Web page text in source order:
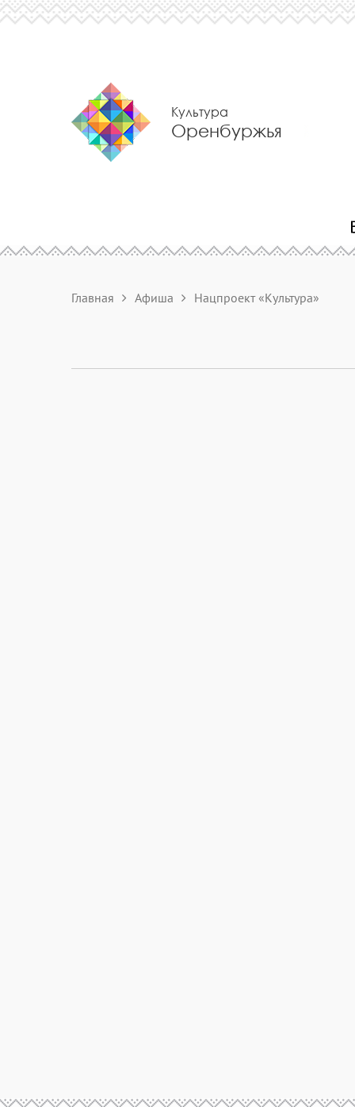
Культура
Оренбуржья
Главная Афиша Нацпроект «Культура»